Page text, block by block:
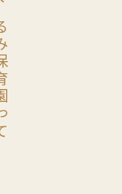
って